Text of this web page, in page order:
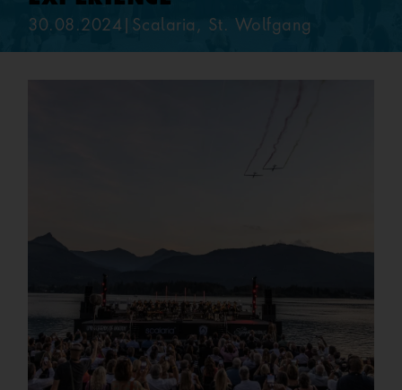
30.08.2024 | Scalaria, St. Wolfgang